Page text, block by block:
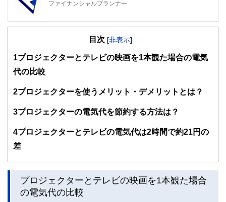
ファイナンシャルプランナー
FinancialField編集部は、金融、経済に関する記事を、日々
知識がない方でも理解できるようわかりやすく発信していま
関わることで、読者目線のコンテンツを追求しています。
FinancialFieldの特徴は、ファイナンシャルプランナー、弁
ドバイザー、DCプランナー、公認会計士、社会保険労務
士、行政書士、投資アナリスト、キャリアコンサルタントな
をわかりやすく発信している点です。
このように編集経験豊富なメンバーと金融や経済に精通した
執筆者・監修者による執筆体制を築くことで、内容のわかり
やすさはもちろんのこと、読み応えのあるコンテンツと確か
目次 [非表示]
1 プロジェクターとテレビの映画を1本観た場合の電気
代の比較
2プロジェクターを使うメリット・デメリットとは？
3プロジェクターの電気代を節約する方法は？
4プロジェクターとテレビの電気代は2時間で約21円の
差
プロジェクターとテレビの映画を1本観た場合
の電気代の比較